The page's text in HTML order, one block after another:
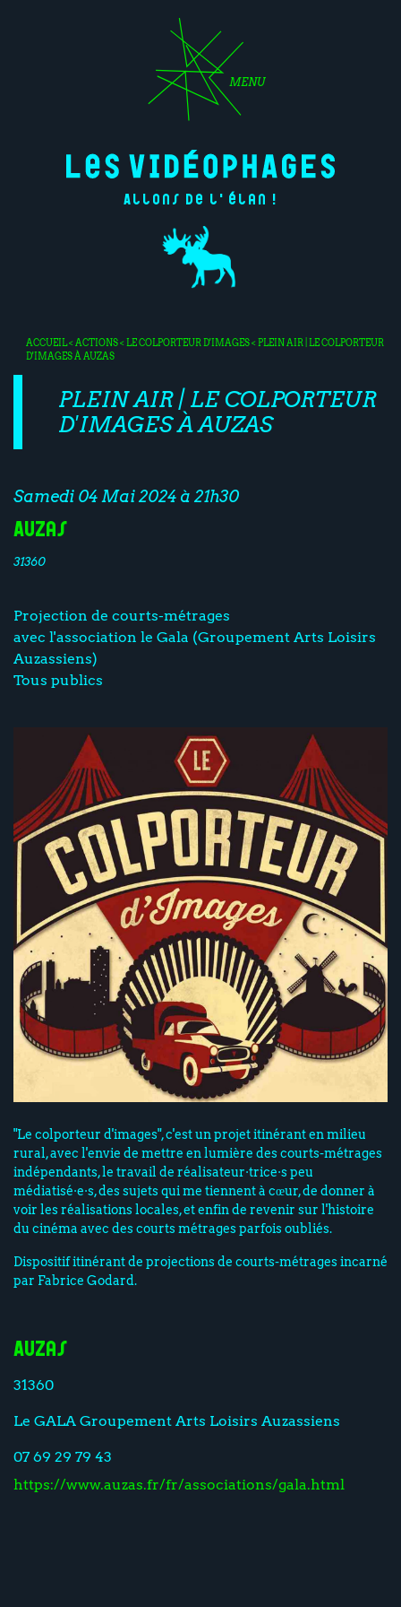
MENU
Allons de l'élan !
ACCUEIL<ACTIONS< LE COLPORTEUR D'IMAGES< PLEIN AIR | LE COLPORTEUR
D'IMAGES À AUZAS
PLEIN AIR | LE COLPORTEUR
D'IMAGES À AUZAS
Samedi 04 Mai 2024 à 21h30
Auzas
31360
Projection de courts-métrages
avec l'association le Gala (Groupement Arts Loisirs
Auzassiens)
Tous publics
"Le colporteur d'images", c'est un projet itinérant en milieu
rural, avec l'envie de mettre en lumière des courts-métrages
indépendants, le travail de réalisateur·trice·s peu
médiatisé·e·s, des sujets qui me tiennent à cœur, de donner à
voir les réalisations locales, et enfin de revenir sur l'histoire
du cinéma avec des courts métrages parfois oubliés.
Dispositif itinérant de projections de courts-métrages incarné
par Fabrice Godard.
Auzas
31360
Le GALA Groupement Arts Loisirs Auzassiens
07 69 29 79 43
https://www.auzas.fr/fr/associations/gala.html